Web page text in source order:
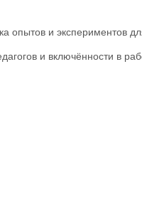
опытов и экспериментов
и включённости в